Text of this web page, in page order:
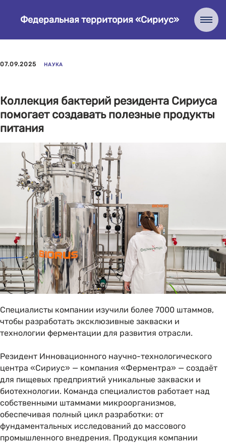
Федеральная территория «Сириус»
07.09.2025 НАУКА
Коллекция бактерий резидента Сириуса
помогает создавать полезные продукты
питания
Специалисты компании изучили более 7000 штаммов,
чтобы разработать эксклюзивные закваски и
технологии ферментации для развития отрасли.
Резидент Инновационного научно-технологического
центра «Сириус» — компания «Ферментра» — создаёт
для пищевых предприятий уникальные закваски и
биотехнологии. Команда специалистов работает над
собственными штаммами микроорганизмов,
обеспечивая полный цикл разработки: от
фундаментальных исследований до массового
промышленного внедрения. Продукция компании